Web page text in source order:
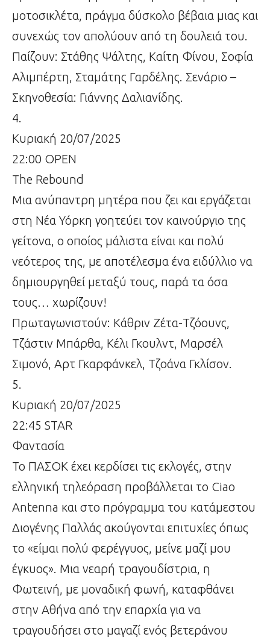
μοτοσικλέτα, πράγμα δύσκολο βέβαια μιας και
συνεχώς τον απολύουν από τη δουλειά του.
Παίζουν: Στάθης Ψάλτης, Καίτη Φίνου, Σοφία
Αλιμπέρτη, Σταμάτης Γαρδέλης. Σενάριο –
Σκηνοθεσία: Γιάννης Δαλιανίδης.
4.
Κυριακή 20/07/2025
22:00 ΟΡΕΝ
The Rebound
Μια ανύπαντρη μητέρα που ζει και εργάζεται
στη Νέα Υόρκη γοητεύει τον καινούργιο της
γείτονα, ο οποίος μάλιστα είναι και πολύ
νεότερος της, με αποτέλεσμα ένα ειδύλλιο να
δημιουργηθεί μεταξύ τους, παρά τα όσα
τους… χωρίζουν!
Πρωταγωνιστούν: Κάθριν Ζέτα-Τζόουνς,
Τζάστιν Μπάρθα, Κέλι Γκουλντ, Μαρσέλ
Σιμονό, Αρτ Γκαρφάνκελ, Τζοάνα Γκλίσον.
5.
Κυριακή 20/07/2025
22:45 STAR
Φαντασία
Το ΠΑΣΟΚ έχει κερδίσει τις εκλογές, στην
ελληνική τηλεόραση προβάλλεται το Ciao
Antenna και στο πρόγραμμα του κατάμεστου
Διογένης Παλλάς ακούγονται επιτυχίες όπως
το «είμαι πολύ φερέγγυος, μείνε μαζί μου
έγκυος». Μια νεαρή τραγουδίστρια, η
Φωτεινή, με μοναδική φωνή, καταφθάνει
στην Αθήνα από την επαρχία για να
τραγουδήσει στο μαγαζί ενός βετεράνου